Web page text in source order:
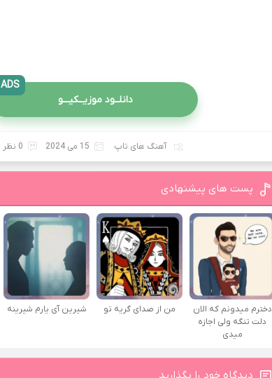
دانلــود موزیــکیـــو
ADS
آهنگ های تاپ 15 می 2024 0 نظر
پست های پیشنهادی
دخترم میدونم که الان
دلت تنگه ولی اجازه
میدی
من از صدای گريه تو شیرین آی یارم شیرینه